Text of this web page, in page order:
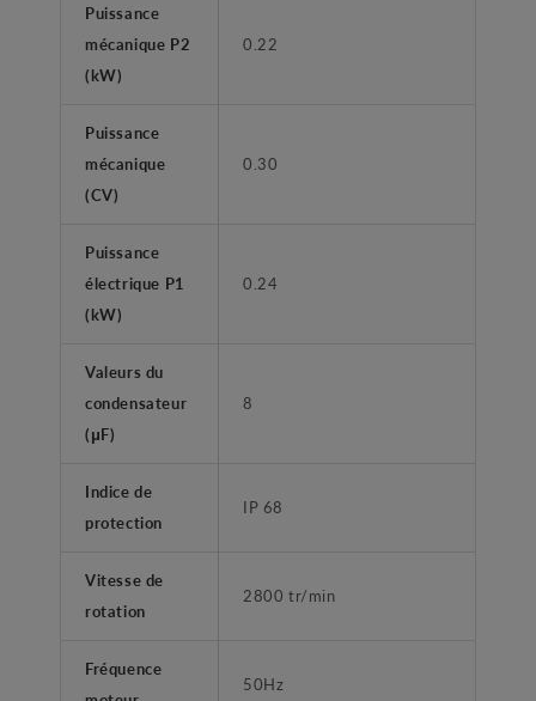
Puissance
mécanique P2
(kW)
0.22
Puissance
mécanique
(CV)
0.30
Puissance
électrique P1
(kW)
0.24
Valeurs du
condensateur
(μF)
8
Indice de
protection
IP 68
Vitesse de
rotation
2800 tr/min
Fréquence
50Hz